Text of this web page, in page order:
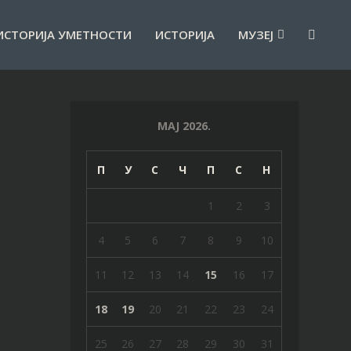
УМЕТНОСТИ ИСТОРИЈА МУЗЕЈ
МАЈ 2026.
П У С Ч П С Н
1 2 3
4 5 6 7 8 9 10
11 12 13 14 15 16 17
18 19 20 21 22 23 24
25 26 27 28 29 30
31